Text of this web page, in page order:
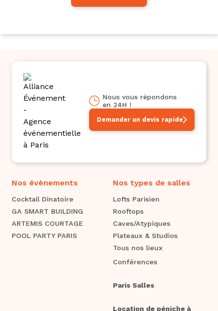
Demander un devis rapide
Nous vous répondons
en 24H !
Nos évènements
Cocktail Dinatoire
GA SMART BUILDING
ARTEMIS COURTAGE
POOL PARTY PARIS
Nos types de salles
Lofts Parisien
Rooftops
Caves/Atypiques
Plateaux & Studios
Tous nos lieux
Conférences
Paris Salles
Location de péniche à